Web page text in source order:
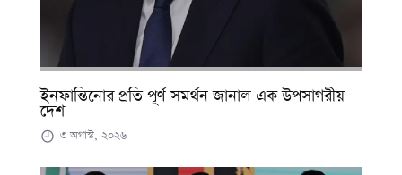
ইনফান্তিনোর প্রতি পূর্ণ সমর্থন জানাল এক উপসাগরীয়
দেশ
৩ অগাস্ট, ২০২৬